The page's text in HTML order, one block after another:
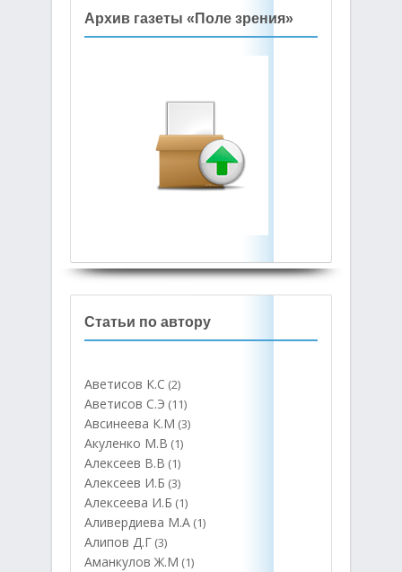
Архив газеты «Поле зрения»
Статьи по автору
Аветисов К.С (2)
Аветисов С.Э (11)
Авсинеева К.М (3)
Акуленко М.В (1)
Алексеев В.В (1)
Алексеев И.Б (3)
Алексеева И.Б (1)
Аливердиева М.А (1)
Алипов Д.Г (3)
Аманкулов Ж.М (1)